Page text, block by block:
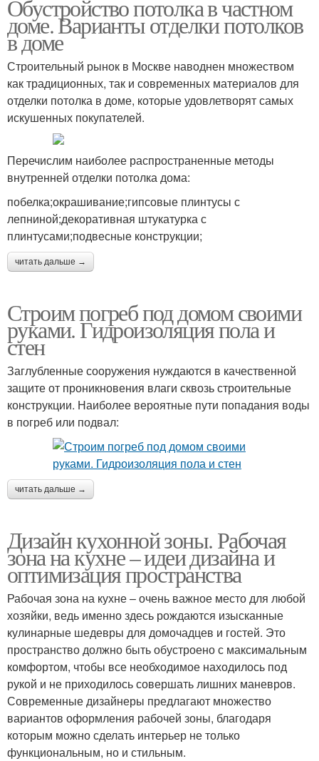
Обустройство потолка в частном
доме. Варианты отделки потолков
в доме
Строительный рынок в Москве наводнен множеством
как традиционных, так и современных материалов для
отделки потолка в доме, которые удовлетворят самых
искушенных покупателей.
Перечислим наиболее распространенные методы
внутренней отделки потолка дома:
побелка;окрашивание;гипсовые плинтусы с
лепниной;декоративная штукатурка с
плинтусами;подвесные конструкции;
читать дальше →
Строим погреб под домом своими
руками. Гидроизоляция пола и
стен
Заглубленные сооружения нуждаются в качественной
защите от проникновения влаги сквозь строительные
конструкции. Наиболее вероятные пути попадания воды
в погреб или подвал:
читать дальше →
Дизайн кухонной зоны. Рабочая
зона на кухне – идеи дизайна и
оптимизация пространства
Рабочая зона на кухне – очень важное место для любой
хозяйки, ведь именно здесь рождаются изысканные
кулинарные шедевры для домочадцев и гостей. Это
пространство должно быть обустроено с максимальным
комфортом, чтобы все необходимое находилось под
рукой и не приходилось совершать лишних маневров.
Современные дизайнеры предлагают множество
вариантов оформления рабочей зоны, благодаря
которым можно сделать интерьер не только
функциональным, но и стильным.